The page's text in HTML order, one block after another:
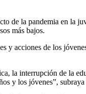
de la pandemia en la
más bajos.
acciones de los
la interrupción de la
y los jóvenes”,